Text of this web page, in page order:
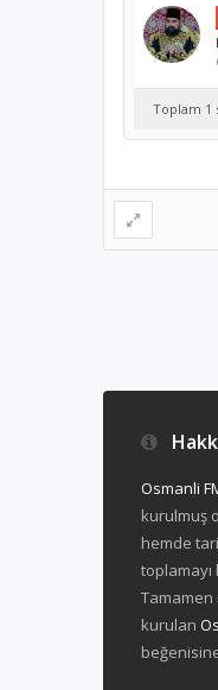
Toplam 1
Osmanli
kurulmuş
hemde
kurulan